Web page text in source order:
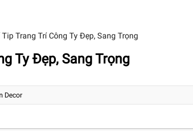
Trang Trí Công Ty Đẹp, Sang Trọng
Ty Đẹp, Sang Trọng
Decor